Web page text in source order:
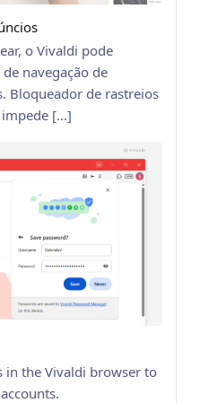
o Vivaldi pode
navegação de
Bloqueador de rastreios
impede […]
in the Vivaldi browser to